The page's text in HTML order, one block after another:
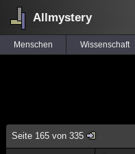
Allmystery
Menschen Wissenschaft
Seite 165 von 335